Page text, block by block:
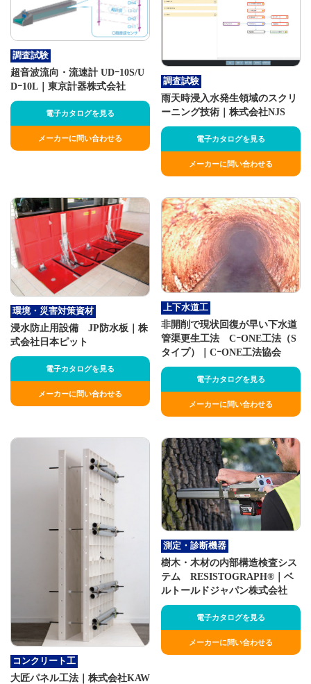
調査試験
超音波流向・流速計 UDｰ10S/U
Dｰ10L｜東京計器株式会社
電子カタログを見る
メーカーに問い合わせる
調査試験
雨天時浸入水発生領域のスクリ
ーニング技術｜株式会社NJS
電子カタログを見る
メーカーに問い合わせる
環境・災害対策資材
浸水防止用設備 JP防水板｜株
式会社日本ピット
電子カタログを見る
メーカーに問い合わせる
上下水道工
非開削で現状回復が早い下水道
管渠更生工法 CｰONE工法（S
タイプ）｜CｰONE工法協会
電子カタログを見る
メーカーに問い合わせる
コンクリート工
大匠パネル工法｜株式会社KAW
測定・診断機器
樹木・木材の内部構造検査シス
テム RESISTOGRAPH®｜ベ
ルトールドジャパン株式会社
電子カタログを見る
メーカーに問い合わせる